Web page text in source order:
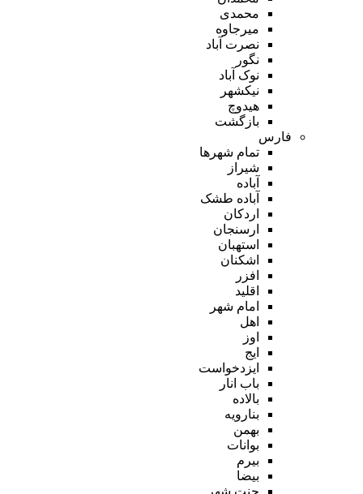
محمدی
میرجاوه
نصرت آباد
نگور
نوک آباد
نیکشهر
هیدوچ
بازگشت
فارس
تمام شهر‌ها
شیراز
آباده
آباده طشک
اردکان
ارسنجان
استهبان
اشکنان
افزر
اقلید
امام شهر
اهل
اوز
ایج
ایزدخواست
باب انار
بالاده
بنارویه
بهمن
بوانات
بیرم
بیضا
جنت شهر